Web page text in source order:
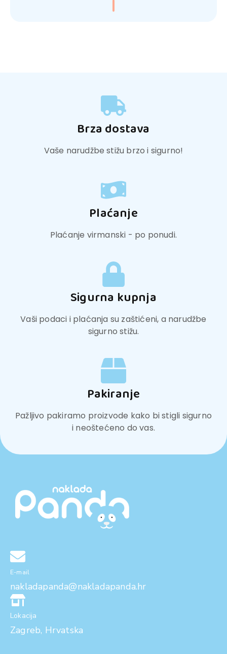
Brza dostava
Vaše narudžbe stižu brzo i sigurno!
Plaćanje
Plaćanje virmanski - po ponudi.
Sigurna kupnja
Vaši podaci i plaćanja su zaštićeni, a narudžbe
sigurno stižu.
Pakiranje
Pažljivo pakiramo proizvode kako bi stigli sigurno
i neoštećeno do vas.
E-mail
nakladapanda@nakladapanda.hr
Lokacija
Zagreb, Hrvatska